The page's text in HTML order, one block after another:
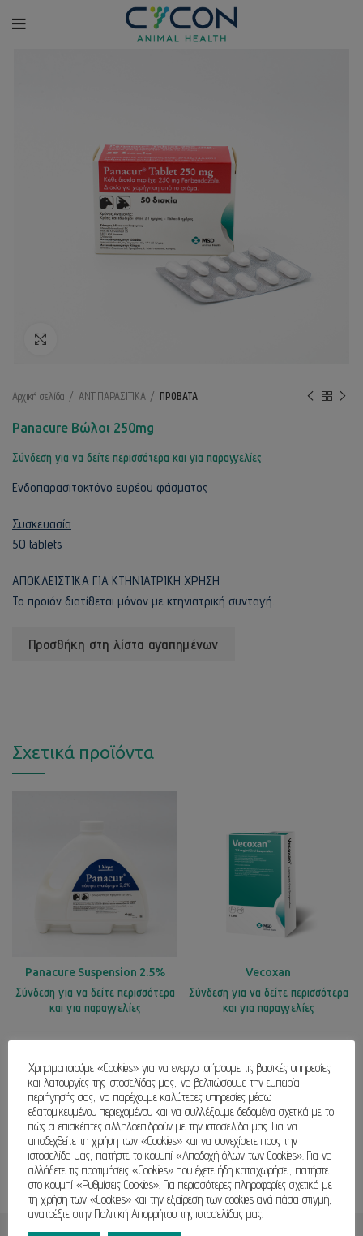
Αρχική σελίδα ΑΝΤΙΠΑΡΑΣΙΤΙΚΑ ΠΡΟΒΑΤΑ
Panacure Βώλοι 250mg
Σύνδεση για να δείτε περισσότερα και για παραγγελίες
Ενδοπαρασιτοκτόνο ευρέου φάσματος
Συσκευασία
50 tablets
ΑΠΟΚΛΕΙΣΤΙΚΑ ΓΙΑ ΚΤΗΝΙΑΤΡΙΚΗ ΧΡΗΣΗ
Το προιόν διατίθεται μόνον με κτηνιατρική συνταγή.
Προσθήκη στη λίστα αγαπημένων
Σχετικά προϊόντα
Panacure Suspension 2.5%
Σύνδεση για να δείτε περισσότερα
και για παραγγελίες
Vecoxan
Σύνδεση για να δείτε περισσότερα
και για παραγγελίες
Χρησιμοποιούμε «Cookies» για να ενεργοποιήσουμε τις βασικές υπηρεσίες
και λειτουργίες της ιστοσελίδας μας, να βελτιώσουμε την εμπειρία
περιήγησής σας, να παρέχουμε καλύτερες υπηρεσίες μέσω
εξατομικευμένου περιεχομένου και να συλλέξουμε δεδομένα σχετικά με το
πώς οι επισκέπτες αλληλοεπιδρούν με την ιστοσελίδα μας. Για να
αποδεχθείτε τη χρήση των «Cookies» και να συνεχίσετε προς την
ιστοσελίδα μας, πατήστε το κουμπί «Αποδοχή όλων των Cookies». Για να
αλλάξετε τις προτιμήσεις «Cookies» που έχετε ήδη καταχωρήσει, πατήστε
στο κουμπί «Ρυθμίσεις Cookies». Για περισσότερες πληροφορίες σχετικά με
τη χρήση των «Cookies» και την εξαίρεση των cookies ανά πάσα στιγμή,
ανατρέξτε στην Πολιτική Απορρήτου της ιστοσελίδας μας.